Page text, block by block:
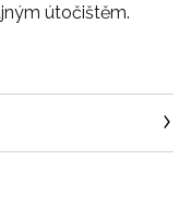
útočištěm.